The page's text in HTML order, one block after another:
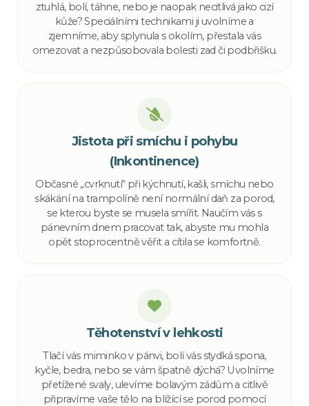
ztuhlá, bolí, táhne, nebo je naopak necitlivá jako cizí
kůže? Speciálními technikami ji uvolníme a
zjemníme, aby splynula s okolím, přestala vás
omezovat a nezpůsobovala bolesti zad či podbřišku.
Jistota při smíchu i pohybu
(Inkontinence)
Občasné „cvrknutí“ při kýchnutí, kašli, smíchu nebo
skákání na trampolíně není normální daň za porod,
se kterou byste se musela smířit. Naučím vás s
pánevním dnem pracovat tak, abyste mu mohla
opět stoprocentně věřit a cítila se komfortně.
Těhotenství v lehkosti
Tlačí vás miminko v pánvi, bolí vás stydká spona,
kyčle, bedra, nebo se vám špatně dýchá? Uvolníme
přetížené svaly, ulevíme bolavým zádům a citlivě
připravíme vaše tělo na blížící se porod pomocí